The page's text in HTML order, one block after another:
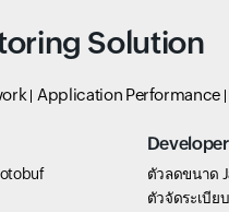
Solution
Application Performance
ตัวลดขนาด
ตัวจัดระเบีย